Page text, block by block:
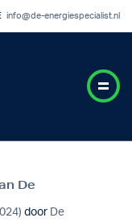
info@de-energiespecialist.nl
De
door De